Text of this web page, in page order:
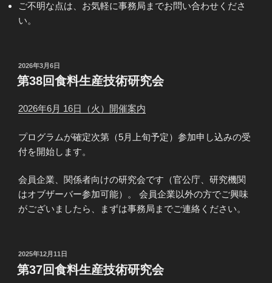
ご不明な点は、お気軽に事務局までお問い合わせくださ
い。
投
稿
日:
2026年3月6日
第38回食料生産技術研究会
2026年6月 16日（火）開催案内
プログラムが確定次第（5月上旬予定）参加申し込みの受
付を開始します。
会員企業、関係者向けの研究会です（官公庁、研究機関
はオブザーバー参加可能）。 会員企業以外の方でご興味
がございましたら、まずは事務局までご連絡ください。
投
稿
日:
2025年12月11日
第37回食料生産技術研究会